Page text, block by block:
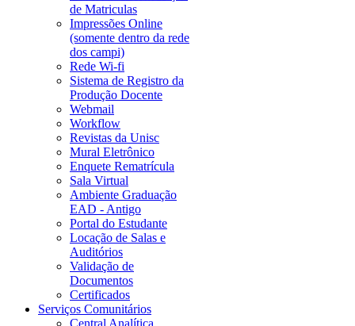
de Matriculas
Impressões Online
(somente dentro da rede
dos campi)
Rede Wi-fi
Sistema de Registro da
Produção Docente
Webmail
Workflow
Revistas da Unisc
Mural Eletrônico
Enquete Rematrícula
Sala Virtual
Ambiente Graduação
EAD - Antigo
Portal do Estudante
Locação de Salas e
Auditórios
Validação de
Documentos
Certificados
Serviços Comunitários
Central Analítica